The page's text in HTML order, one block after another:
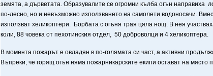
земята, а дърветата. Образувалите се огромни кълба огън направиха
по-лесно, но и невъзможно използването на самолети водоносачи.
използват хеликоптери. Борбата с огъня трая цяла нощ. В нея
коли, 88 човека от пехотинския отдел, 50 доброволци и 4 хеликоптера.
В момента пожарът е овладян в по-голямата си част, а активни
Въпреки, че горящ огън няма пожарникарските екипи остават на място